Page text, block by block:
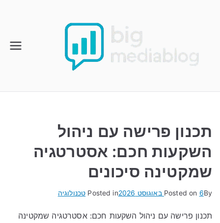
תכנון פרישה עם ניהול
השקעות חכם: אסטרטגיה
שמקטינה סיכונים
By
Posted on 6 באוגוסט 2026 Posted in טכנולוגיה
תכנון פרישה עם ניהול השקעות חכם: אסטרטגיה שמקטינה